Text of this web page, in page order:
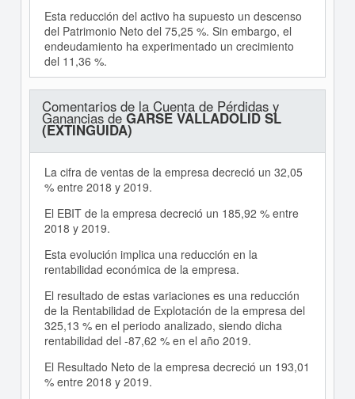
Esta reducción del activo ha supuesto un descenso
del Patrimonio Neto del 75,25 %. Sin embargo, el
endeudamiento ha experimentado un crecimiento
del 11,36 %.
Comentarios de la Cuenta de Pérdidas y
Ganancias deGARSE VALLADOLID SL
(EXTINGUIDA)
La cifra de ventas de la empresa decreció un 32,05
% entre 2018 y 2019.
El EBIT de la empresa decreció un 185,92 % entre
2018 y 2019.
Esta evolución implica una reducción en la
rentabilidad económica de la empresa.
El resultado de estas variaciones es una reducción
de la Rentabilidad de Explotación de la empresa del
325,13 % en el periodo analizado, siendo dicha
rentabilidad del -87,62 % en el año 2019.
El Resultado Neto de la empresa decreció un 193,01
% entre 2018 y 2019.